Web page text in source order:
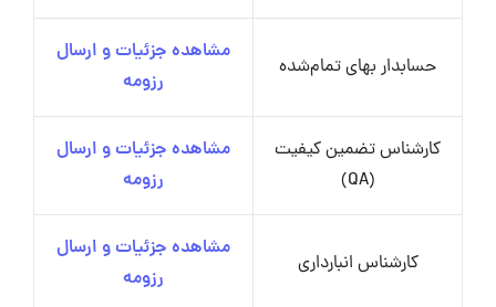
حسابدار بهای تمام‌شده
مشاهده جزئیات و ارسال
رزومه
کارشناس تضمین کیفیت
(QA)
مشاهده جزئیات و ارسال
رزومه
کارشناس انبارداری
مشاهده جزئیات و ارسال
رزومه